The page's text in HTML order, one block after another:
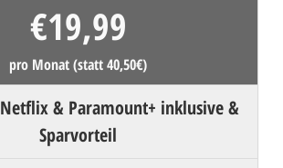
€19,99
pro Monat (statt 40,50€)
Netflix & Paramount+ inklusive &
Sparvorteil